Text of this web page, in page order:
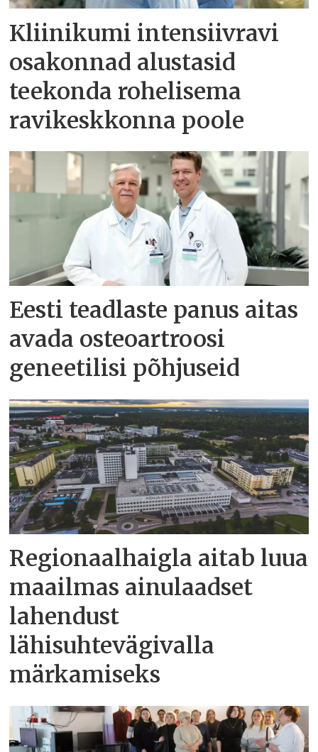
Kliinikumi intensiivravi
osakonnad alustasid
teekonda rohelisema
ravikeskkonna poole
Eesti teadlaste panus aitas
avada osteoartroosi
geneetilisi põhjuseid
Regionaalhaigla aitab luua
maailmas ainulaadset
lahendust
lähisuhtevägivalla
märkamiseks